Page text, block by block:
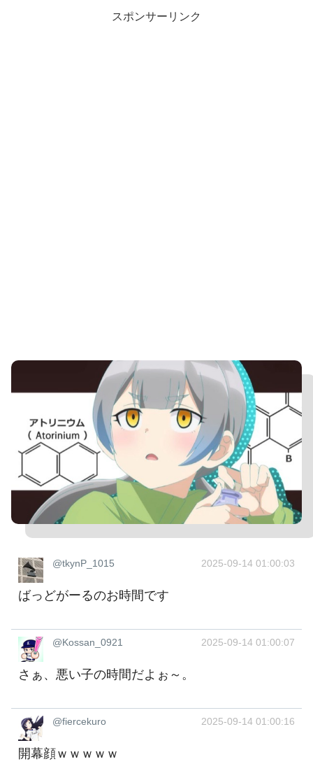
スポンサーリンク
@tkynP_1015 2025-09-14 01:00:03
ばっどがーるのお時間です
@Kossan_0921 2025-09-14 01:00:07
さぁ、悪い子の時間だよぉ～。
@fiercekuro 2025-09-14 01:00:16
開幕顔ｗｗｗｗｗ